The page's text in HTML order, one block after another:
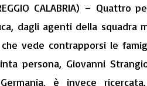
CALABRIA) –
dagli agenti della squadra
vede contrapporsi le
persona, Giovanni
è invece